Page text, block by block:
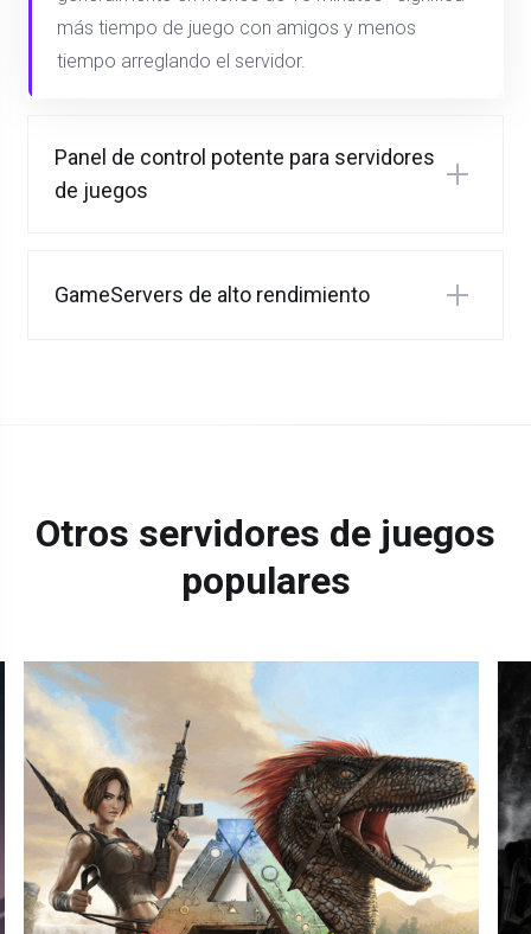
más tiempo de juego con amigos y menos
tiempo arreglando el servidor.
Panel de control potente para servidores
de juegos
GameServers de alto rendimiento
Otros servidores de juegos
populares